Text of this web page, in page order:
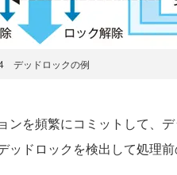
デッドロックの例
を頻繁にコミットして、デ
ッドロックを検出して処理